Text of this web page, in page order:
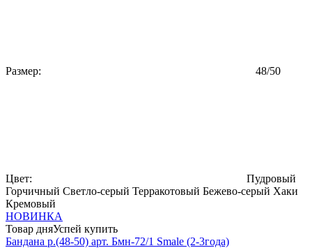
Размер: 48/50
Цвет:
Пудровый
Горчичный Светло-серый Терракотовый Бежево-серый Хаки
Кремовый
НОВИНКА
Товар дняУспей купить
Бандана р.(48-50) арт. Бмн-72/1 Smale (2-3года)